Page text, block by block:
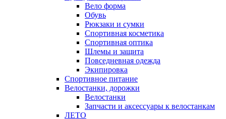
Вело форма
Обувь
Рюкзаки и сумки
Спортивная косметика
Спортивная оптика
Шлемы и защита
Повседневная одежда
Экипировка
Спортивное питание
Велостанки, дорожки
Велостанки
Запчасти и аксессуары к велостанкам
ЛЕТО